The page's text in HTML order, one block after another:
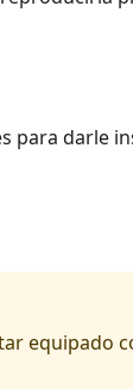
para darle
equipado